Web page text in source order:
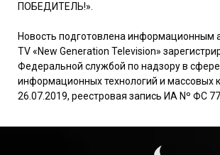
ПОБЕДИТЕЛЬ!».
Новость подготовлена информационным
TV «New Generation Television»
Федеральной службой по надзору в сфере
информационных технологий и массовых
26.07.2019, реестровая запись ИА Nº ФС